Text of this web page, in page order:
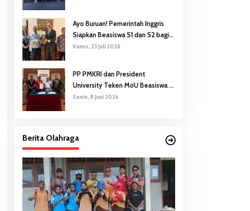
Ayo Buruan! Pemerintah Inggris
Siapkan Beasiswa S1 dan S2 bagi
Putra/Putri Papua Selatan
Kamis, 23 Juli 2026
PP PMKRI dan President
University Teken MoU Beasiswa S1
hingga S3
Senin, 8 Juni 2026
Berita Olahraga